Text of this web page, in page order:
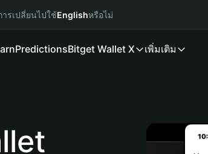
รเปลี่ยนไปใช้Englishหรือไม่
PredictionsBitget Wallet X เพิ่มเติม